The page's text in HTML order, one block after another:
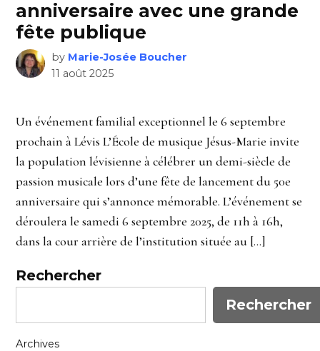
anniversaire avec une grande
fête publique
by Marie-Josée Boucher
11 août 2025
Un événement familial exceptionnel le 6 septembre
prochain à Lévis L’École de musique Jésus-Marie invite
la population lévisienne à célébrer un demi-siècle de
passion musicale lors d’une fête de lancement du 50e
anniversaire qui s’annonce mémorable. L’événement se
déroulera le samedi 6 septembre 2025, de 11h à 16h,
dans la cour arrière de l’institution située au […]
Rechercher
Rechercher
Archives